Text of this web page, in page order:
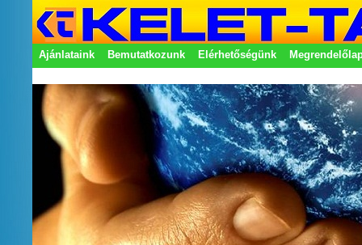
Ajánlataink Bemutatkozunk Elérhetőségünk